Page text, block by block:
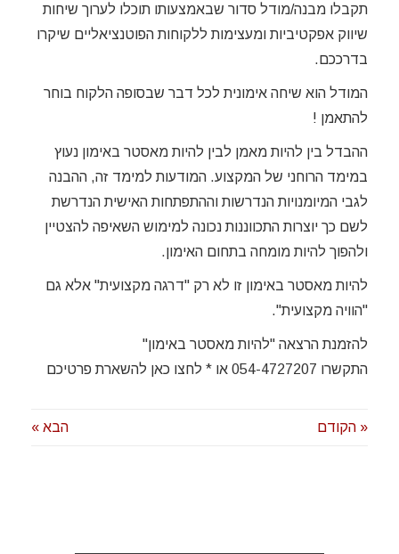
תקבלו מבנה/מודל סדור שבאמצעותו תוכלו לערוך שיחות
שיווק אפקטיביות ומעצימות ללקוחות הפוטנציאליים שיקרו
בדרככם.
המודל הוא שיחה אימונית לכל דבר שבסופה הלקוח בוחר
להתאמן !
ההבדל בין להיות מאמן לבין להיות מאסטר באימון נעוץ
במימד הרוחני של המקצוע. המודעות למימד זה, ההבנה
לגבי המיומנויות הנדרשות וההתפתחות האישית הנדרשת
לשם כך יוצרות התכווננות נכונה למימוש השאיפה להצטיין
ולהפוך להיות מומחה בתחום האימון.
להיות מאסטר באימון זו לא רק "דרגה מקצועית" אלא גם
"הוויה מקצועית".
להזמנת הרצאה "להיות מאסטר באימון"
התקשרו 054-4727207 או * לחצו כאן להשארת פרטיכם
« הקודם הבא »